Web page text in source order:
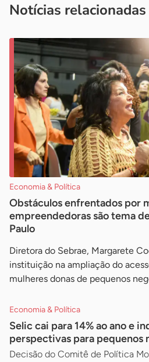
Notícias relacionadas
Economia & Política
Obstáculos enfrentados por
empreendedoras são tema
Paulo
Diretora do Sebrae, Margarete
instituição na ampliação do
mulheres donas de pequenos
Economia & Política
Selic cai para 14% ao ano e
perspectivas para pequenos
Decisão do Comitê de Política